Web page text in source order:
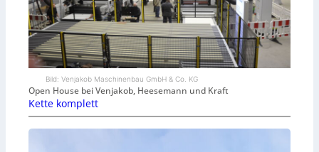
Bild: Venjakob Maschinenbau GmbH & Co. KG
Open House bei Venjakob, Heesemann und Kraft
Kette komplett